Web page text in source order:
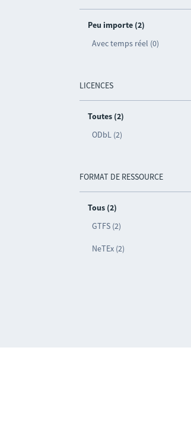
Peu importe (2)
Avec temps réel (0)
LICENCES
Toutes (2)
ODbL (2)
FORMAT DE RESSOURCE
Tous (2)
GTFS (2)
NeTEx (2)